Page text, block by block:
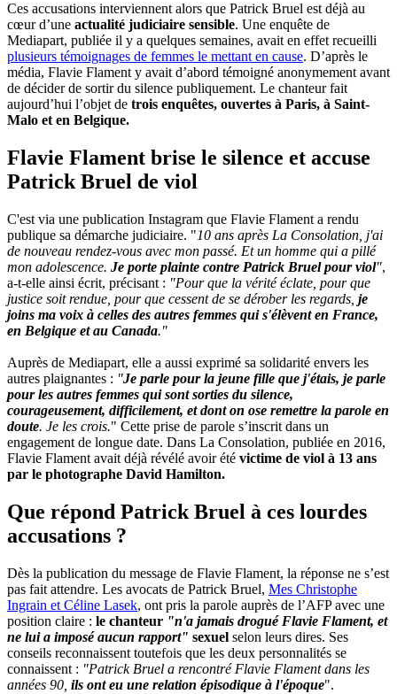
Ces accusations interviennent alors que Patrick Bruel est déjà au
cœur d’une actualité judiciaire sensible. Une enquête de
Mediapart, publiée il y a quelques semaines, avait en effet recueilli
plusieurs témoignages de femmes le mettant en cause. D’après le
média, Flavie Flament y avait d’abord témoigné anonymement avant
de décider de sortir du silence publiquement. Le chanteur fait
aujourd’hui l’objet de trois enquêtes, ouvertes à Paris, à Saint-
Malo et en Belgique.
Flavie Flament brise le silence et accuse
Patrick Bruel de viol
C'est via une publication Instagram que Flavie Flament a rendu
publique sa démarche judiciaire. "10 ans après La Consolation, j'ai
de nouveau rendez-vous avec mon passé. Et un homme qui a pillé
mon adolescence. Je porte plainte contre Patrick Bruel pour viol",
a-t-elle ainsi écrit, précisant : "Pour que la vérité éclate, pour que
justice soit rendue, pour que cessent de se dérober les regards, je
joins ma voix à celles des autres femmes qui s'élèvent en France,
en Belgique et au Canada."
Auprès de Mediapart, elle a aussi exprimé sa solidarité envers les
autres plaignantes : "Je parle pour la jeune fille que j'étais, je parle
pour les autres femmes qui sont sorties du silence,
courageusement, difficilement, et dont on ose remettre la parole en
doute. Je les crois." Cette prise de parole s’inscrit dans un
engagement de longue date. Dans La Consolation, publiée en 2016,
Flavie Flament avait déjà révélé avoir été victime de viol à 13 ans
par le photographe David Hamilton.
Que répond Patrick Bruel à ces lourdes
accusations ?
Dès la publication du message de Flavie Flament, la réponse ne s’est
pas fait attendre. Les avocats de Patrick Bruel, Mes Christophe
Ingrain et Céline Lasek, ont pris la parole auprès de l’AFP avec une
position claire : le chanteur "n'a jamais drogué Flavie Flament, et
ne lui a imposé aucun rapport" sexuel selon leurs dires. Ses
conseils reconnaissent toutefois que les deux personnalités se
connaissent : "Patrick Bruel a rencontré Flavie Flament dans les
années 90, ils ont eu une relation épisodique à l'époque".